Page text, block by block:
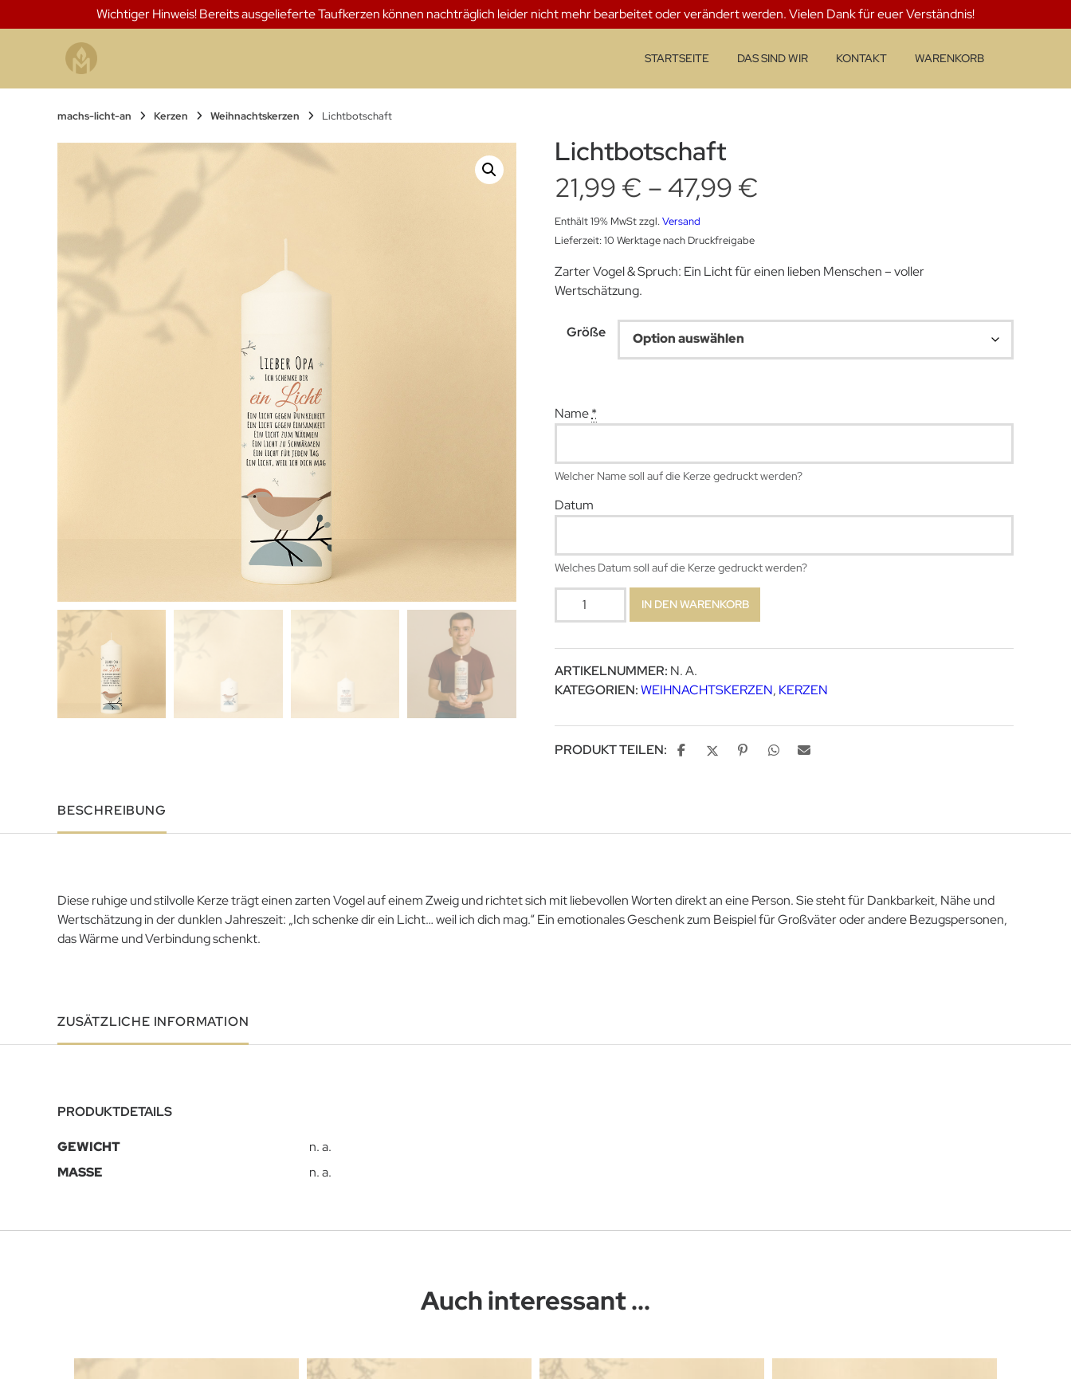
Sie
Wichtiger Hinweis! Bereits ausgelieferte Taufkerzen können nachträglich leider nicht mehr bearbeitet oder verändert werden. Vielen Dank für euer Verständnis!
STARTSEITE DAS SIND WIR KONTAKT WARENKORB
machs-licht-an Kerzen Weihnachtskerzen Lichtbotschaft
Lichtbotschaft
21,99 € – 47,99 €
bis
Enthält 19% MwStzzgl.Versand
Lieferzeit: 10 Werktage nach Druckfreigabe
Zarter Vogel & Spruch: Ein Licht für einen lieben Menschen – voller
Wertschätzung.
Größe
Name*
Welcher Name soll auf die Kerze gedruckt werden?
Datum
Welches Datum soll auf die Kerze gedruckt werden?
IN DEN WARENKORB
ARTIKELNUMMER: N. A.
KATEGORIEN:WEIHNACHTSKERZEN, KERZEN
PRODUKT TEILEN:
BESCHREIBUNG
Diese ruhige und stilvolle Kerze trägt einen zarten Vogel auf einem Zweig und richtet sich mit liebevollen Worten direkt an eine Person. Sie steht für Dankbarkeit, Nähe und
Wertschätzung in der dunklen Jahreszeit: „Ich schenke dir ein Licht… weil ich dich mag.“ Ein emotionales Geschenk zum Beispiel für Großväter oder andere Bezugspersonen,
das Wärme und Verbindung schenkt.
ZUSÄTZLICHE INFORMATION
PRODUKTDETAILS
GEWICHT
n. a.
MASSE
n. a.
Auch interessant ...
Dieses Produkt weist mehrere Varianten auf. Die Optionen können auf der Produktseite gewählt werden Dieses Produkt weist mehrere Varianten auf. Die Optionen können auf der Produktseite gewählt werden Dieses Produkt weist mehrere Varianten auf. Die Optionen können auf der Produktseite gewählt werden Dieses Produkt weist mehrere Varianten auf. Die Optionen können auf der Produktseite gewählt werden